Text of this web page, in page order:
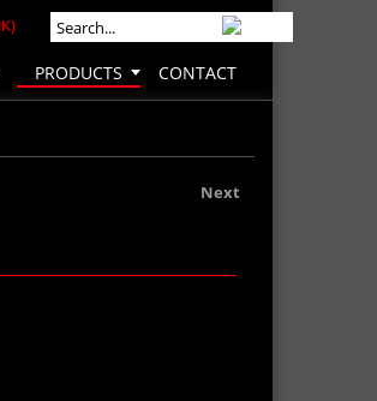
PRODUCTS CONTACT
Next